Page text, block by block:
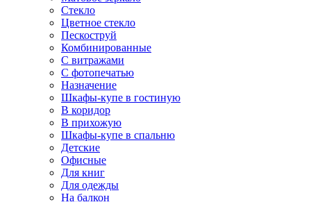
Стекло
Цветное стекло
Пескоструй
Комбинированные
С витражами
С фотопечатью
Назначение
Шкафы-купе в гостиную
В коридор
В прихожую
Шкафы-купе в спальню
Детские
Офисные
Для книг
Для одежды
На балкон